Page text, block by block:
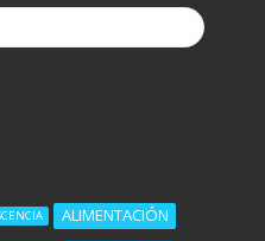
ALIMENTACIÓN